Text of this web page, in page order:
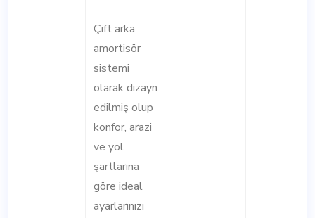
Çift arka
amortisör
sistemi
olarak dizayn
edilmiş olup
konfor, arazi
ve yol
şartlarına
göre ideal
ayarlarınızı